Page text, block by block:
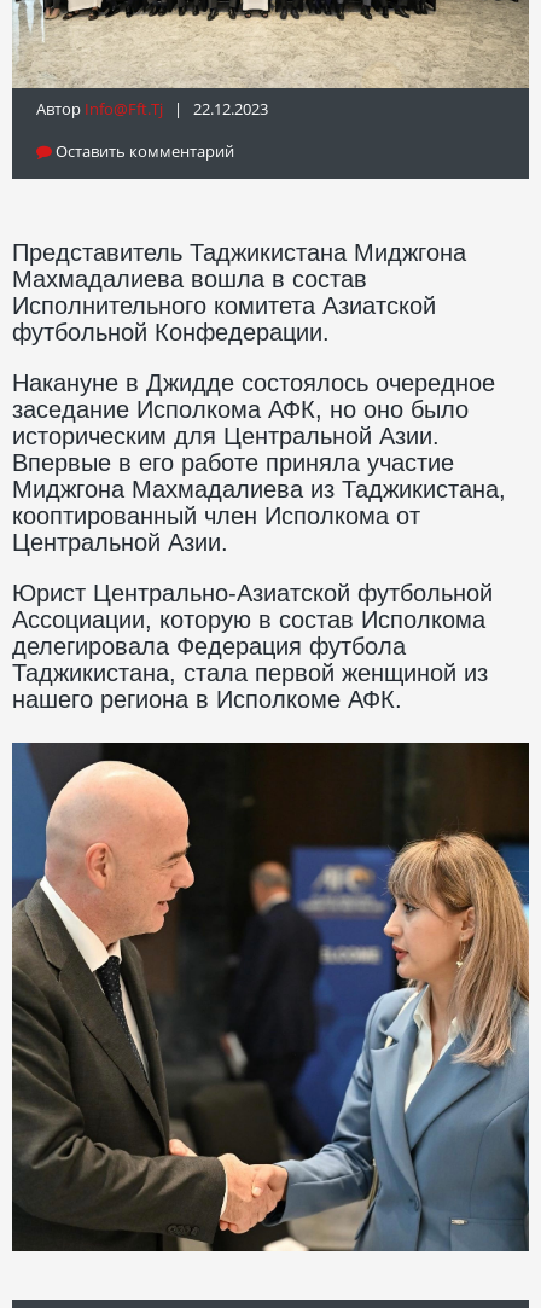
Автор Info@fft.tj | 22.12.2023
Оставить комментарий
Представитель Таджикистана Миджгона
Махмадалиева вошла в состав
Исполнительного комитета Азиатской
футбольной Конфедерации.
Накануне в Джидде состоялось очередное
заседание Исполкома АФК, но оно было
историческим для Центральной Азии.
Впервые в его работе приняла участие
Миджгона Махмадалиева из Таджикистана,
кооптированный член Исполкома от
Центральной Азии.
Юрист Центрально-Азиатской футбольной
Ассоциации, которую в состав Исполкома
делегировала Федерация футбола
Таджикистана, стала первой женщиной из
нашего региона в Исполкоме АФК.